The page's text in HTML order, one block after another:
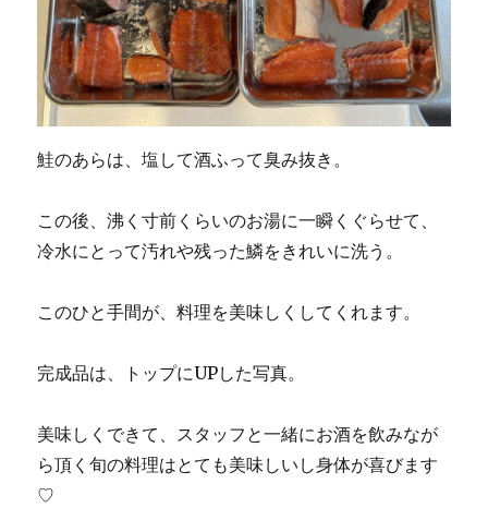
鮭のあらは、塩して酒ふって臭み抜き。
この後、沸く寸前くらいのお湯に一瞬くぐらせて、
冷水にとって汚れや残った鱗をきれいに洗う。
このひと手間が、料理を美味しくしてくれます。
完成品は、トップにUPした写真。
美味しくできて、スタッフと一緒にお酒を飲みなが
ら頂く旬の料理はとても美味しいし身体が喜びます
♡